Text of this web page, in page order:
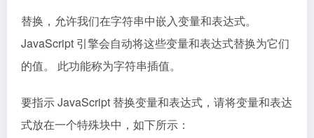
替换，允许我们在字符串中嵌入变量和表达式。
JavaScript 引擎会自动将这些变量和表达式替换为它们
的值。 此功能称为字符串插值。
要指示 JavaScript 替换变量和表达式，请将变量和表达
式放在一个特殊块中，如下所示：